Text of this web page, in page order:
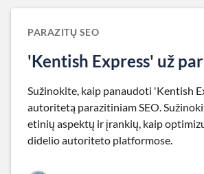
PARAZITŲ SEO
'Kentish Express' už
Sužinokite, kaip panaudoti 'Kentish
autoritetą parazitiniam SEO.
etinių aspektų ir įrankių, kaip
didelio autoriteto platformose.